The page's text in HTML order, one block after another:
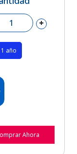
+
1 año
Ahora